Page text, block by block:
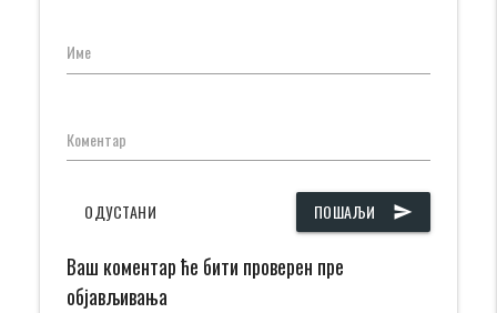
Име
Коментар
ПОШАЉИ send
ОДУСТАНИ
Ваш коментар ће бити проверен пре
објављивања